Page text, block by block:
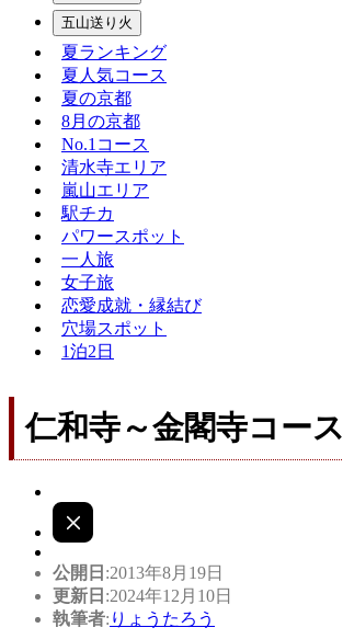
五山送り火
夏ランキング
夏人気コース
夏の京都
8月の京都
No.1コース
清水寺エリア
嵐山エリア
駅チカ
パワースポット
一人旅
女子旅
恋愛成就・縁結び
穴場スポット
1泊2日
仁和寺～金閣寺コース
公開日 :2013年8月19日
更新日 :2024年12月10日
執筆者: りょうたろう